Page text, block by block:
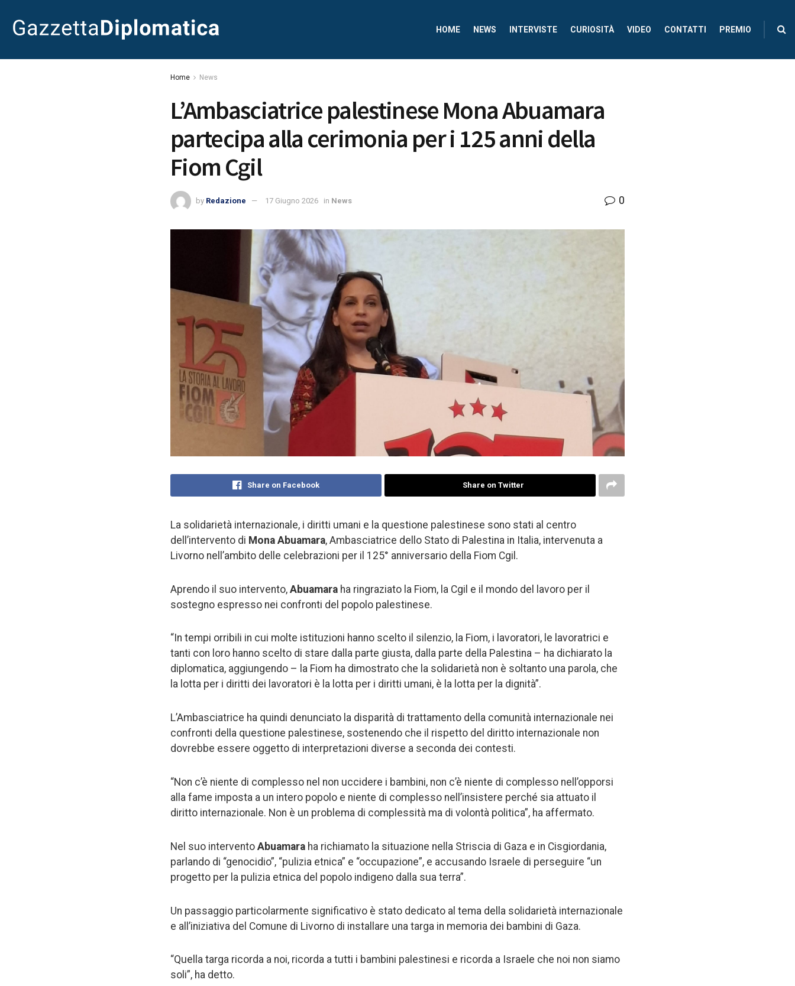
HOME NEWS INTERVISTE CURIOSITÀ VIDEO CONTATTI PREMIO
Home News
L’Ambasciatrice palestinese Mona Abuamara
partecipa alla cerimonia per i 125 anni della
Fiom Cgil
by Redazione 17 Giugno 2026 in News 0
Share on Facebook Share on Twitter
La solidarietà internazionale, i diritti umani e la questione palestinese sono stati al centro
dell’intervento di Mona Abuamara, Ambasciatrice dello Stato di Palestina in Italia, intervenuta a
Livorno nell’ambito delle celebrazioni per il 125° anniversario della Fiom Cgil.
Aprendo il suo intervento, Abuamara ha ringraziato la Fiom, la Cgil e il mondo del lavoro per il
sostegno espresso nei confronti del popolo palestinese.
“In tempi orribili in cui molte istituzioni hanno scelto il silenzio, la Fiom, i lavoratori, le lavoratrici e
tanti con loro hanno scelto di stare dalla parte giusta, dalla parte della Palestina – ha dichiarato la
diplomatica, aggiungendo – la Fiom ha dimostrato che la solidarietà non è soltanto una parola, che
la lotta per i diritti dei lavoratori è la lotta per i diritti umani, è la lotta per la dignità”.
L’Ambasciatrice ha quindi denunciato la disparità di trattamento della comunità internazionale nei
confronti della questione palestinese, sostenendo che il rispetto del diritto internazionale non
dovrebbe essere oggetto di interpretazioni diverse a seconda dei contesti.
“Non c’è niente di complesso nel non uccidere i bambini, non c’è niente di complesso nell’opporsi
alla fame imposta a un intero popolo e niente di complesso nell’insistere perché sia attuato il
diritto internazionale. Non è un problema di complessità ma di volontà politica”, ha affermato.
Nel suo intervento Abuamara ha richiamato la situazione nella Striscia di Gaza e in Cisgiordania,
parlando di “genocidio”, “pulizia etnica” e “occupazione”, e accusando Israele di perseguire “un
progetto per la pulizia etnica del popolo indigeno dalla sua terra”.
Un passaggio particolarmente significativo è stato dedicato al tema della solidarietà internazionale
e all’iniziativa del Comune di Livorno di installare una targa in memoria dei bambini di Gaza.
“Quella targa ricorda a noi, ricorda a tutti i bambini palestinesi e ricorda a Israele che noi non siamo
soli”, ha detto.